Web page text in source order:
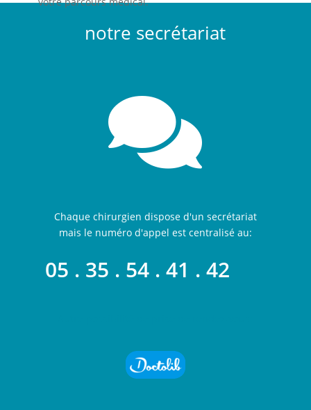
notre secrétariat

Chaque chirurgien dispose d'un secrétariat
mais le numéro d'appel est centralisé au:
05 . 35 . 54 . 41 . 42